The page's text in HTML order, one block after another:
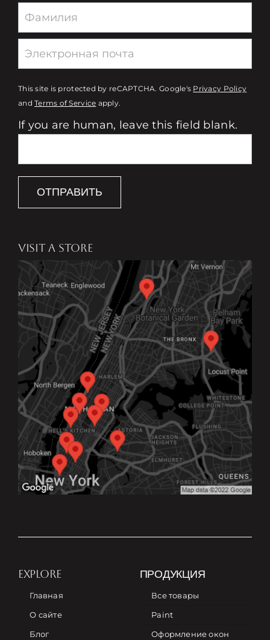
This site is protected by reCAPTCHA. Google's Privacy Policy
andTerms of Service apply.
If you are human, leave this field blank.
ОТПРАВИТЬ
VISIT A STORE
EXPLORE
Главная
О сайте
Блог
ПРОДУКЦИЯ
Все товары
Paint
Оформление окон